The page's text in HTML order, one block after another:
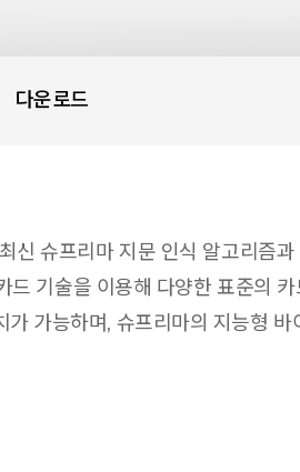
다운로드
슈프리마 지문 인식 알고리즘
기술을 이용해 다양한 표준의
가능하며, 슈프리마의 지능형